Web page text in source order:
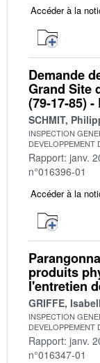
Accéder à la
Demande
Grand Site
(79-17-85)
SCHMIT,
INSPECTION
DEVELOPPEMENT
Rapport: janv.
n°016396-01
Accéder à la
produits
l'entretien
GRIFFE,
INSPECTION
DEVELOPPEMENT
Rapport: janv.
n°016347-01